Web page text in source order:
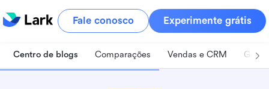
Fale conosco Experimente grátis
Centro de blogs Comparações Vendas e CRM